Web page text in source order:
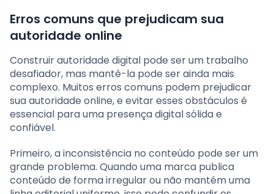
Erros comuns que prejudicam sua
autoridade online
Construir autoridade digital pode ser um trabalho
desafiador, mas mantê-la pode ser ainda mais
complexo. Muitos erros comuns podem prejudicar
sua autoridade online, e evitar esses obstáculos é
essencial para uma presença digital sólida e
confiável.
Primeiro, a inconsistência no conteúdo pode ser um
grande problema. Quando uma marca publica
conteúdo de forma irregular ou não mantém uma